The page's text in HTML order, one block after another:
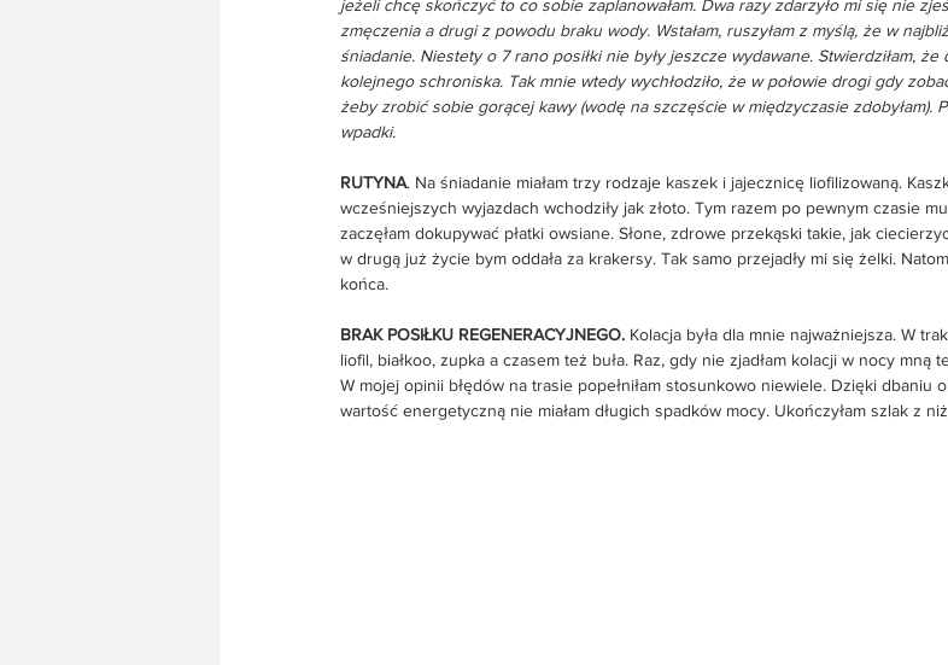
jeżeli chcę skończyć to co sobie zaplanowałam. Dwa razy zdarzyło mi się nie
zmęczenia a drugi z powodu braku wody. Wstałam, ruszyłam z myślą, że w
śniadanie. Niestety o 7 rano posiłki nie były jeszcze wydawane. Stwierdziłam,
kolejnego schroniska. Tak mnie wtedy wychłodziło, że w połowie drogi gdy
żeby zrobić sobie gorącej kawy (wodę na szczęście w międzyczasie zdobyłam).
wpadki.
RUTYNA. Na śniadanie miałam trzy rodzaje kaszek i jajecznicę liofilizowaną.
wcześniejszych wyjazdach wchodziły jak złoto. Tym razem po pewnym czasie
zaczęłam dokupywać płatki owsiane. Słone, zdrowe przekąski takie, jak
w drugą już życie bym oddała za krakersy. Tak samo przejadły mi się żelki.
końca.
BRAK POSIŁKU REGENERACYJNEGO. Kolacja była dla mnie najważniejsza. W
liofil, białkoo, zupka a czasem też buła. Raz, gdy nie zjadłam kolacji w nocy mną
W mojej opinii błędów na trasie popełniłam stosunkowo niewiele. Dzięki dbaniu
wartość energetyczną nie miałam długich spadków mocy. Ukończyłam szlak z